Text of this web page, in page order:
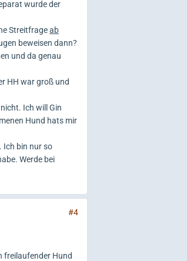
wurde der
Streitfrageab
beweisen dann?
und da genau
HH war groß und
Ich will Gin
Hund hats mir
Ich bin nur so
Werde bei
#4
freilaufender Hund